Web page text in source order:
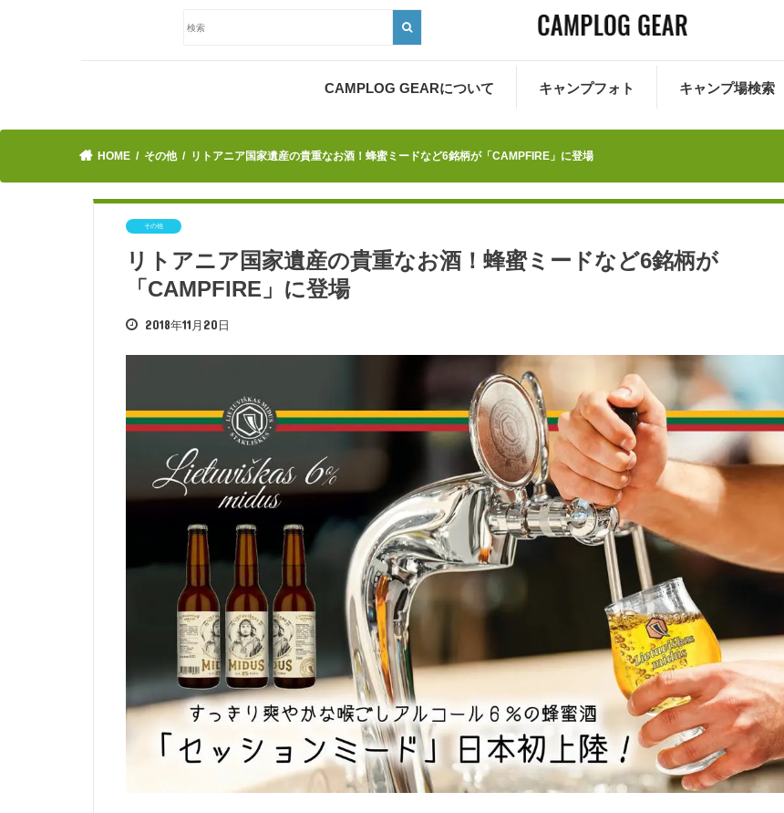
CAMPLOG GEARについて キャンプフォト キャンプ場検索
HOME その他 リトアニア国家遺産の貴重なお酒！蜂蜜ミードなど6銘柄が「CAMPFIRE」に登場
その他
リトアニア国家遺産の貴重なお酒！蜂蜜ミードなど6銘柄が
「CAMPFIRE」に登場
2018年11月20日